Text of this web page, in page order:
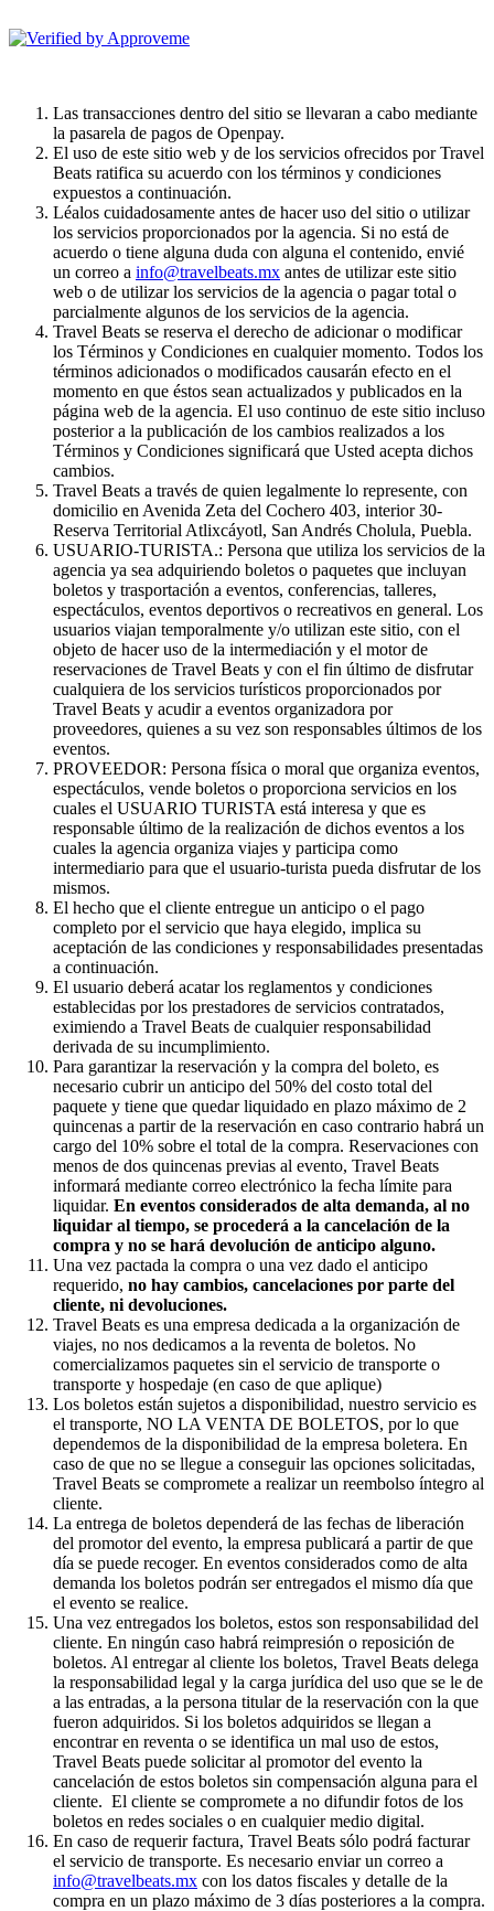
Las transacciones dentro del sitio se llevaran a cabo mediante
la pasarela de pagos de Openpay.
El uso de este sitio web y de los servicios ofrecidos por Travel
Beats ratifica su acuerdo con los términos y condiciones
expuestos a continuación.
Léalos cuidadosamente antes de hacer uso del sitio o utilizar
los servicios proporcionados por la agencia. Si no está de
acuerdo o tiene alguna duda con alguna el contenido, envié
un correo a info@travelbeats.mx antes de utilizar este sitio
web o de utilizar los servicios de la agencia o pagar total o
parcialmente algunos de los servicios de la agencia.
Travel Beats se reserva el derecho de adicionar o modificar
los Términos y Condiciones en cualquier momento. Todos los
términos adicionados o modificados causarán efecto en el
momento en que éstos sean actualizados y publicados en la
página web de la agencia. El uso continuo de este sitio incluso
posterior a la publicación de los cambios realizados a los
Términos y Condiciones significará que Usted acepta dichos
cambios.
Travel Beats a través de quien legalmente lo represente, con
domicilio en Avenida Zeta del Cochero 403, interior 30-
Reserva Territorial Atlixcáyotl, San Andrés Cholula, Puebla.
USUARIO-TURISTA.: Persona que utiliza los servicios de la
agencia ya sea adquiriendo boletos o paquetes que incluyan
boletos y trasportación a eventos, conferencias, talleres,
espectáculos, eventos deportivos o recreativos en general. Los
usuarios viajan temporalmente y/o utilizan este sitio, con el
objeto de hacer uso de la intermediación y el motor de
reservaciones de Travel Beats y con el fin último de disfrutar
cualquiera de los servicios turísticos proporcionados por
Travel Beats y acudir a eventos organizadora por
proveedores, quienes a su vez son responsables últimos de los
eventos.
PROVEEDOR: Persona física o moral que organiza eventos,
espectáculos, vende boletos o proporciona servicios en los
cuales el USUARIO TURISTA está interesa y que es
responsable último de la realización de dichos eventos a los
cuales la agencia organiza viajes y participa como
intermediario para que el usuario-turista pueda disfrutar de los
mismos.
El hecho que el cliente entregue un anticipo o el pago
completo por el servicio que haya elegido, implica su
aceptación de las condiciones y responsabilidades presentadas
a continuación.
El usuario deberá acatar los reglamentos y condiciones
establecidas por los prestadores de servicios contratados,
eximiendo a Travel Beats de cualquier responsabilidad
derivada de su incumplimiento.
Para garantizar la reservación y la compra del boleto, es
necesario cubrir un anticipo del 50% del costo total del
paquete y tiene que quedar liquidado en plazo máximo de 2
quincenas a partir de la reservación en caso contrario habrá un
cargo del 10% sobre el total de la compra. Reservaciones con
menos de dos quincenas previas al evento, Travel Beats
informará mediante correo electrónico la fecha límite para
liquidar. En eventos considerados de alta demanda, al no
liquidar al tiempo, se procederá a la cancelación de la
compra y no se hará devolución de anticipo alguno.
Una vez pactada la compra o una vez dado el anticipo
requerido, no hay cambios, cancelaciones por parte del
cliente, ni devoluciones.
Travel Beats es una empresa dedicada a la organización de
viajes, no nos dedicamos a la reventa de boletos. No
comercializamos paquetes sin el servicio de transporte o
transporte y hospedaje (en caso de que aplique)
Los boletos están sujetos a disponibilidad, nuestro servicio es
el transporte, NO LA VENTA DE BOLETOS, por lo que
dependemos de la disponibilidad de la empresa boletera. En
caso de que no se llegue a conseguir las opciones solicitadas,
Travel Beats se compromete a realizar un reembolso íntegro al
cliente.
La entrega de boletos dependerá de las fechas de liberación
del promotor del evento, la empresa publicará a partir de que
día se puede recoger. En eventos considerados como de alta
demanda los boletos podrán ser entregados el mismo día que
el evento se realice.
Una vez entregados los boletos, estos son responsabilidad del
cliente. En ningún caso habrá reimpresión o reposición de
boletos. Al entregar al cliente los boletos, Travel Beats delega
la responsabilidad legal y la carga jurídica del uso que se le de
a las entradas, a la persona titular de la reservación con la que
fueron adquiridos. Si los boletos adquiridos se llegan a
encontrar en reventa o se identifica un mal uso de estos,
Travel Beats puede solicitar al promotor del evento la
cancelación de estos boletos sin compensación alguna para el
cliente. El cliente se compromete a no difundir fotos de los
boletos en redes sociales o en cualquier medio digital.
En caso de requerir factura, Travel Beats sólo podrá facturar
el servicio de transporte. Es necesario enviar un correo a
info@travelbeats.mx con los datos fiscales y detalle de la
compra en un plazo máximo de 3 días posteriores a la compra.